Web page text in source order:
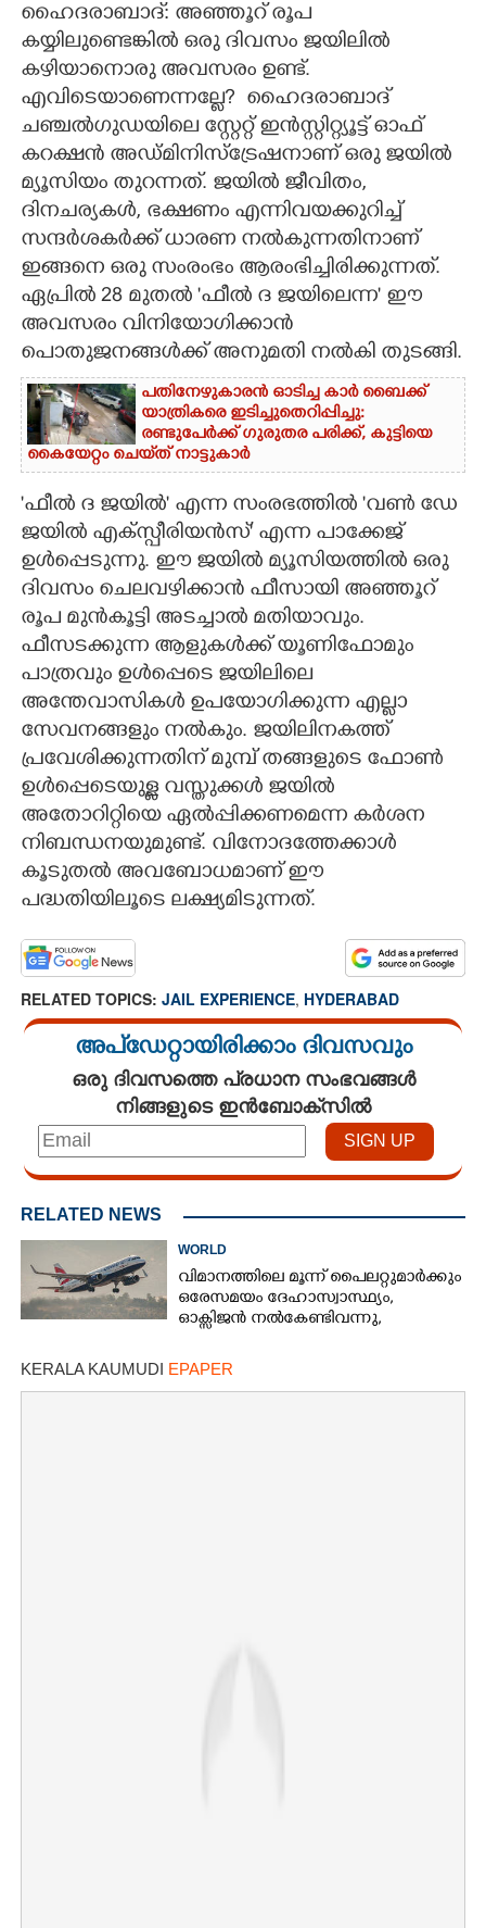
CARTOONS
LITERATURE
CONTACT US
ഹൈദരാബാദ്: അഞ്ഞൂറ് രൂപ
കയ്യിലുണ്ടെങ്കിൽ ഒരു ദിവസം ജയിലിൽ
കഴിയാനൊരു അവസരം ഉണ്ട്.
എവിടെയാണെന്നല്ലേ?​ ​ ഹൈദരാബാദ്
ചഞ്ചൽ​ഗുഡയിലെ സ്റ്റേറ്റ് ഇൻസ്റ്റിറ്റ്യൂട്ട് ഓഫ്
കറക്ഷൻ അഡ്മിനിസ്ട്രേഷനാണ് ഒരു ജയിൽ
മ്യൂസിയം തുറന്നത്. ജയിൽ ജീവിതം,
ദിനചര്യകൾ, ഭക്ഷണം എന്നിവയക്കുറിച്ച്
സന്ദർശകർക്ക് ധാരണ നൽകുന്നതിനാണ്
ഇങ്ങനെ ഒരു സംരംഭം ആരംഭിച്ചിരിക്കുന്നത്.
ഏപ്രിൽ 28 മുതൽ 'ഫീൽ ദ ജയിലെന്ന' ഈ
അവസരം വിനിയോ​ഗിക്കാൻ
പൊതുജനങ്ങൾക്ക് അനുമതി നൽകി തുടങ്ങി.
പതിനേഴുകാരൻ ഓടിച്ച കാർ ബൈക്ക്
യാത്രികരെ ഇടിച്ചുതെറിപ്പിച്ചു:​
രണ്ടുപേർക്ക് ഗുരുതര പരിക്ക്,​ കുട്ടിയെ
കൈയേറ്റം ചെയ്‌ത് നാട്ടുകാർ
'ഫീൽ ദ ജയിൽ' എന്ന സംരഭത്തിൽ 'വൺ ഡേ
ജയിൽ എക്സ്പീരിയൻസ്' എന്ന പാക്കേജ്
ഉൾപ്പെടുന്നു. ഈ ജയിൽ മ്യൂസിയത്തിൽ ഒരു
ദിവസം ചെലവഴിക്കാൻ ഫീസായി അഞ്ഞൂറ്
രൂപ മുൻകൂട്ടി അടച്ചാൽ മതിയാവും.
ഫീസടക്കുന്ന ആളുകൾക്ക് യൂണിഫോമും
പാത്രവും ഉൾപ്പെടെ ജയിലിലെ
അന്തേവാസികൾ ഉപയോ​ഗിക്കുന്ന എല്ലാ
സേവനങ്ങളും നൽകും. ജയിലിനകത്ത്
പ്രവേശിക്കുന്നതിന് മുമ്പ് തങ്ങളുടെ ഫോൺ
ഉൾപ്പെടെയുള്ള വസ്തുക്കൾ ജയിൽ
അതോറിറ്റിയെ ഏൽപ്പിക്കണമെന്ന കർശന
നിബന്ധനയുമുണ്ട്. വിനോദത്തേക്കാൾ
കൂടുതൽ അവബോധമാണ് ഈ
പദ്ധതിയിലൂടെ ലക്ഷ്യമിടുന്നത്.
RELATED TOPICS: JAIL EXPERIENCE, HYDERABAD
അപ്ഡേറ്റായിരിക്കാം ദിവസവും
ഒരു ദിവസത്തെ പ്രധാന സംഭവങ്ങൾ
നിങ്ങളുടെ ഇൻബോക്സിൽ
RELATED NEWS
WORLD
വിമാനത്തിലെ മൂന്ന് പൈലറ്റുമാർക്കും
ഒരേസമയം ദേഹാസ്വാസ്ഥ്യം,
ഓക്സിജൻ നൽകേണ്ടിവന്നു,​
KERALA KAUMUDI EPAPER